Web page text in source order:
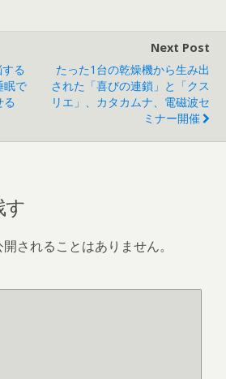
る
眠で
る
Next Post
たった1台の乾燥機から生み出
された「喜びの連鎖」と「クス
リエ」、カタカムナ、電磁波セ
ミナー開催
されることはありません。